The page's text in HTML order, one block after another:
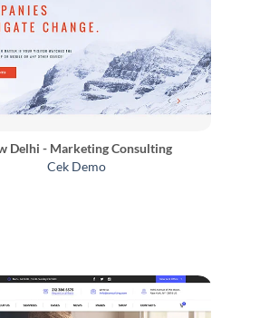
Delhi - Marketing Consulting
Cek Demo